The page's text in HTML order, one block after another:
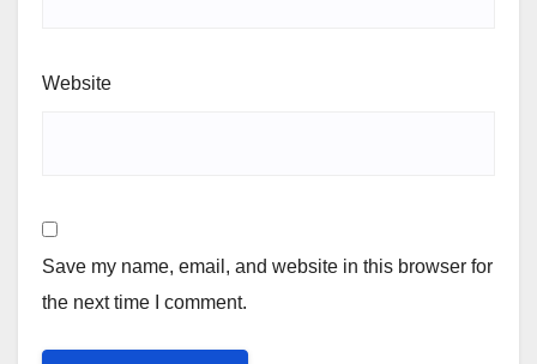
Website
Save my name, email, and website in this browser for
the next time I comment.